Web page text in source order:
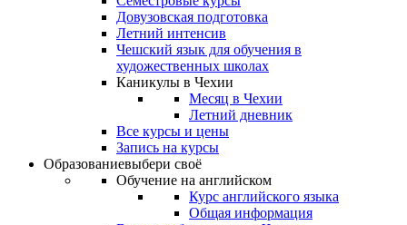
Довузовская подготовка
Летний интенсив
Чешский язык для обучения в
художественных школах
Каникулы в Чехии
Месяц в Чехии
Летний дневник
Все курсы и цены
Запись на курсы
Образованиевыбери своё
Обучение на английском
Курс английского языка
Общая информация